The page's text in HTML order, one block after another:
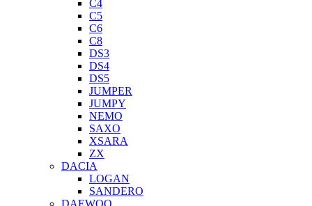
C4
C5
C6
C8
DS3
DS4
DS5
JUMPER
JUMPY
NEMO
SAXO
XSARA
ZX
DACIA
LOGAN
SANDERO
DAEWOO